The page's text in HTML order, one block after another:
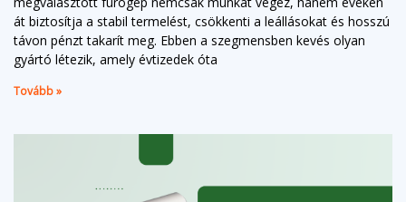
át biztosítja a stabil termelést, csökkenti a leállásokat és hosszú
távon pénzt takarít meg. Ebben a szegmensben kevés olyan
gyártó létezik, amely évtizedek óta
Tovább »